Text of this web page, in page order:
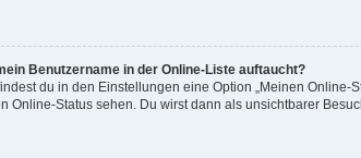
Benutzername in der Online-Liste auftaucht?
du in den Einstellungen eine Option „Meinen
Online-Status sehen. Du wirst dann als unsichtbarer